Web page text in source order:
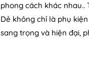
phong cách khác nhau..
Dẻ không chỉ là phụ
sang trọng và hiện đại,